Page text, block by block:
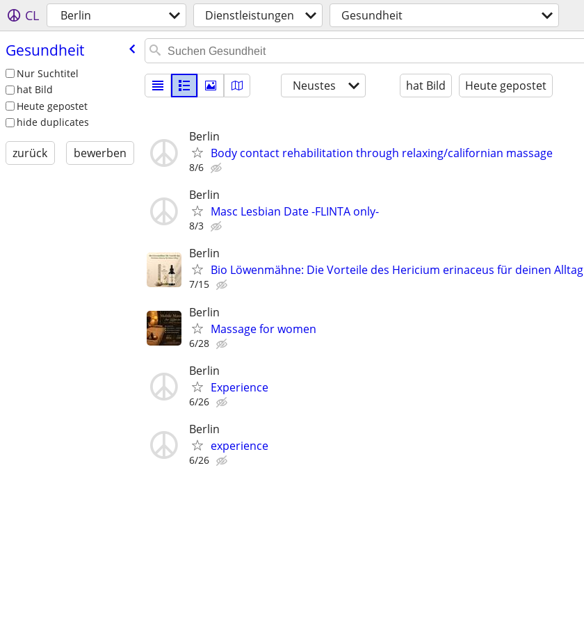
CL Berlin Dienstleistungen Gesundheit
Gesundheit
Nur Suchtitel
hat Bild
Heute gepostet
hide duplicates
zurück bewerben
Neustes hat Bild Heute gepostet
Berlin
Body contact rehabilitation through relaxing/californian massage
8/6
Berlin
Masc Lesbian Date -FLINTA only-
8/3
Berlin
Bio Löwenmähne: Die Vorteile des Hericium erinaceus für deinen Alltag
7/15
Berlin
Massage for women
6/28
Berlin
Experience
6/26
Berlin
experience
6/26